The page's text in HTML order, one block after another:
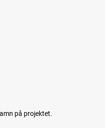
på projektet.